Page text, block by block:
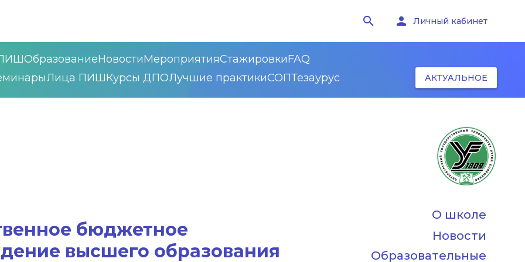
search person Личный кабинет
ОбразованиеНовостиМероприятияСтажировкиFAQ
Лица ПИШКурсы ДПОЛучшие практикиСОПТезаурус АКТУАЛЬНОЕ
бюджетное
высшего образования
О школе
Новости
Образовательные